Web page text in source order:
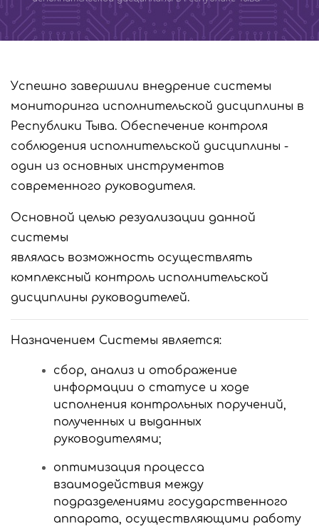
Успешно завершили внедрение системы
мониторинга исполнительской дисциплины в
Республики Тыва. Обеспечение контроля
соблюдения исполнительской дисциплины -
один из основных инструментов
современного руководителя.
Основной целью резуализации данной
системы
являлась возможность осуществлять
комплексный контроль исполнительской
дисциплины руководителей.
Назначением Системы является:
сбор, анализ и отображение
информации о статусе и ходе
исполнения контрольных поручений,
полученных и выданных
руководителями;
оптимизация процесса
взаимодействия между
подразделениями государственного
аппарата, осуществляющими работу